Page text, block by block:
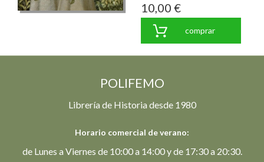
10,00 €
comprar
POLIFEMO
Librería de Historia desde 1980
Horario comercial de verano:
de Lunes a Viernes de 10:00 a 14:00 y de 17:30 a 20:30.